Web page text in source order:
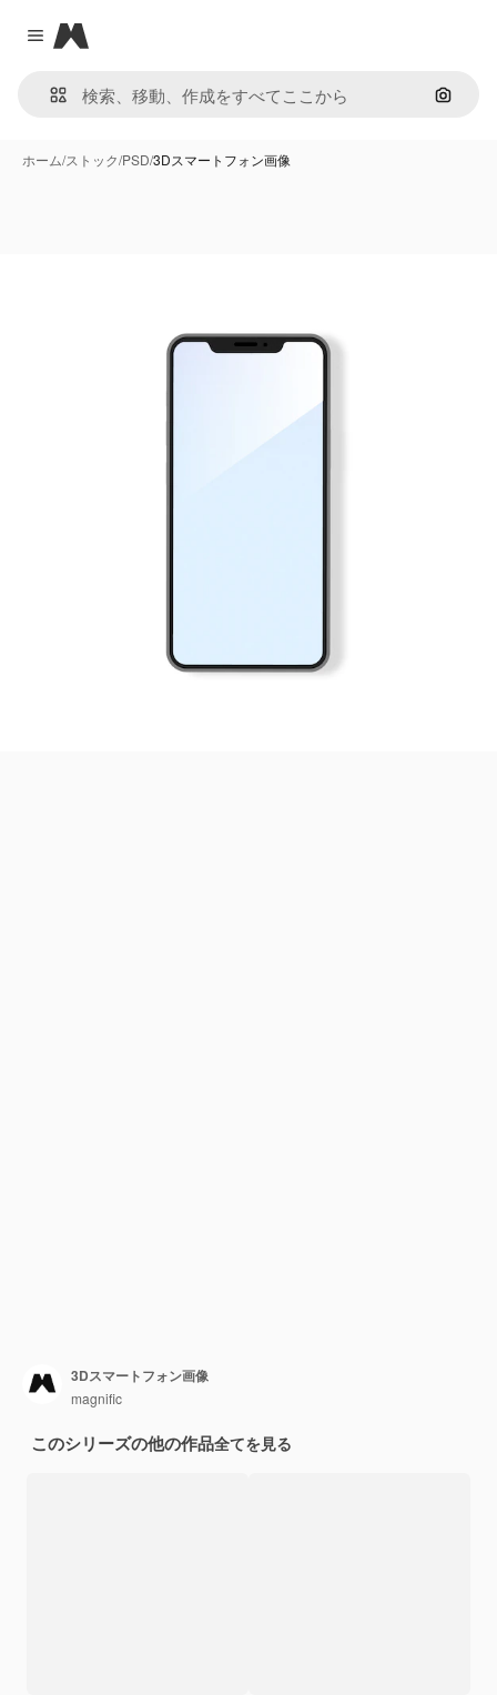
Close menu
Magnific
画像で
ホーム/ストック/PSD/3Dスマートフォン画像
3Dスマートフォン画像
magnific
このシリーズの他の作品全てを見る